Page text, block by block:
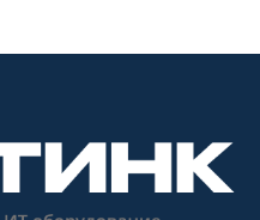
расстоянии от экрана.